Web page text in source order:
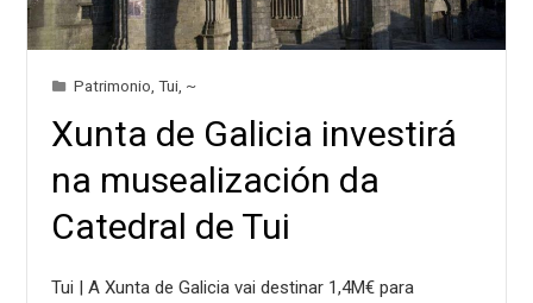
Patrimonio ,Tui ~
Xunta de Galicia investirá
na musealización da
Catedral de Tui
Tui | A Xunta de Galicia vai destinar 1,4M€ para